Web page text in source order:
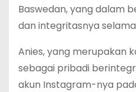
Baswedan, yang dalam
dan integritasnya selama
Anies, yang merupakan
sebagai pribadi
akun Instagram-nya